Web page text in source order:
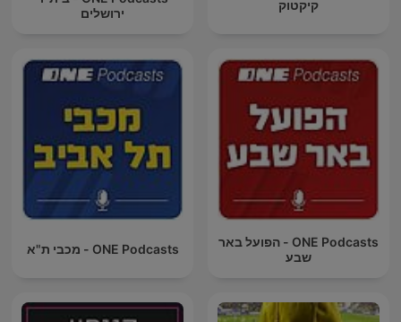
קיקטוק
ירושלים
ONE Podcasts - הפועל באר
שבע
ONE Podcasts - מכבי ת"א